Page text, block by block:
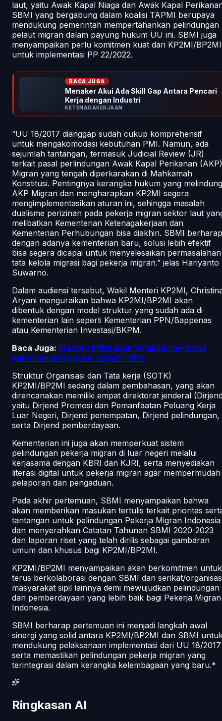
laut, yaitu Awak Kapal Niaga dan Awak Kapal
SBMI yang bergabung dalam koalisi TAPMI berupaya
mendukung pemerintah mempertahankan pelindungan
pelaut migran dalam payung hukum UU ini. SBMI juga
menyampaikan perlu komitmen kuat dari KP2MI/BP2MI
untuk implementasi PP 22/2022.
BACA JUGA
Menaker Akui Ada Skill Gap Antara Pencari
Kerja dengan Industri
KETENAGAKERJAAN
“UU 18/2017 dianggap sudah cukup komprehensif
untuk mengakomodasi kebutuhan PMI. Namun, ada
sejumlah tantangan, termasuk Judicial Review (JR)
terkait pasal perlindungan Awak Kapal Perikanan (AKP)
Migran yang tengah diperkarakan di Mahkamah
Konstitusi. Pentingnya kerangka hukum yang
AKP Migran dan mengharapkan KP2MI segera
mengimplementasikan aturan ini, sehingga masalah
dualisme perizinan pada pekerja migran sektor laut
melibatkan Kementerian Ketenagakerjaan dan
Kementerian Perhubungan bisa diakhiri. SBMI
dengan adanya kementerian baru, solusi lebih efektif
bisa segera dicapai untuk menyelesaikan permasalahan
tata kelola migrasi bagi pekerja migran.” jelas Hariyanto
Suwarno.
Dalam audiensi tersebut, Wakil Menteri KP2MI,
Aryani menguraikan bahwa KP2MI/BP2MI akan
dibentuk dengan model struktur yang sudah ada di
kementerian lain seperti Kementerian PPN/Bappenas
atau Kementerian Investasi/BKPM.
Baca Juga: Menteri PPMI akan tertibkan lembaha
pelatihan kerja nakal cegah TPPO
Struktur Organisasi dan Tata kerja (SOTK)
KP2MI/BP2MI sedang dalam pembahasan, yang akan
direncanakan memiliki empat direktorat jenderal
yaitu Dirjend Promosi dan Pemanfaatan Peluang Kerja
Luar Negeri, Dirjend penempatan, Dirjend pelindungan,
serta Dirjend pemberdayaan.
Kementerian ini juga akan memperkuat sistem
pelindungan pekerja migran di luar negeri melalui
kerjasama dengan KBRI dan KJRI, serta menyediakan
literasi digital untuk pekerja migran agar mempermudah
pelaporan dan pengaduan.
Pada akhir pertemuan, SBMI menyampaikan bahwa
akan memberikan masukan tertulis terkait prioritas
tantangan untuk pelindungan Pekerja Migran Indonesia
dan menyerahkan Catatan Tahunan SBMI 2020-2023
dan laporan riset yang telah dirilis sebagai gambaran
umum dan khusus bagi KP2MI/BP2MI.
KP2MI/BP2MI menyampaikan akan berkomitmen untuk
terus berkolaborasi dengan SBMI dan serikat/
masyarakat sipil lainnya demi mewujudkan pelindungan
dan pemberdayaan yang lebih baik bagi Pekerja Migran
Indonesia.
SBMI berharap pertemuan ini menjadi langkah awal
sinergi yang solid antara KP2MI/BP2MI dan SBMI
mendukung pelaksanaan implementasi dari UU 18/2017
serta memastikan pelindungan pekerja migran yang
terintegrasi dalam kerangka kelembagaan yang baru.*
Ringkasan AI